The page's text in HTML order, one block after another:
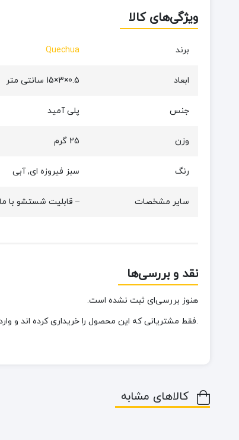
ویژگی‌های کالا
برند Quechua
ابعاد 0.5×3×15 سانتی متر
جنس پلی آمید
وزن 25 گرم
رنگ سبز فیروزه ای, آبی
سایر مشخصات – قابلیت شستشو با
نقد و بررسی‌ها
هنوز بررسی‌ای ثبت نشده است.
.فقط مشتریانی که این محصول را خریداری کرده اند و
کالاهای مشابه